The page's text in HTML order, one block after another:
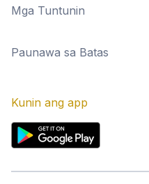
Mga Tuntunin
Paunawa sa Batas
Kunin ang app